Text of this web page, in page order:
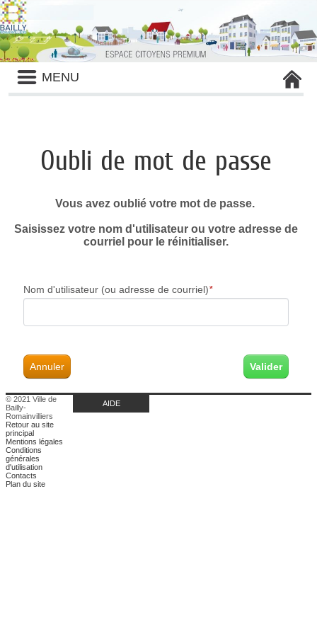
Liste
des
avertissements
MENU
Oubli de mot de passe
Vous avez oublié votre mot de passe.
Saisissez votre nom d'utilisateur ou votre adresse de
courriel pour le réinitialiser.
Nom d'utilisateur (ou adresse de courriel)*
Annuler
© 2021 Ville de
Bailly-
Romainvilliers
Retour au site
principal
Mentions légales
Conditions
générales
d'utilisation
Contacts
Plan du site
AIDE